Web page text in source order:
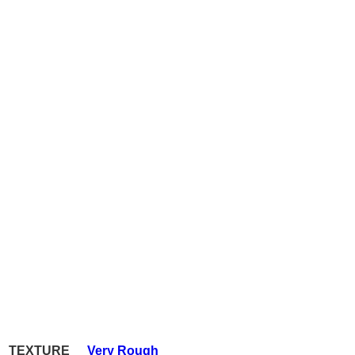
TEXTURE Very Rough